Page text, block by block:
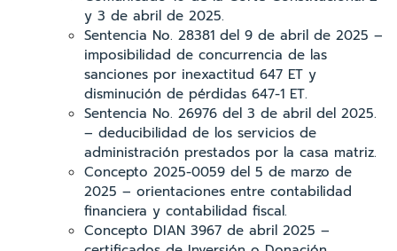
y 3 de abril de 2025.
Sentencia No. 28381 del 9 de abril de 2025 –
imposibilidad de concurrencia de las
sanciones por inexactitud 647 ET y
disminución de pérdidas 647-1 ET.
Sentencia No. 26976 del 3 de abril del 2025.
– deducibilidad de los servicios de
administración prestados por la casa matriz.
Concepto 2025-0059 del 5 de marzo de
2025 – orientaciones entre contabilidad
financiera y contabilidad fiscal.
Concepto DIAN 3967 de abril 2025 –